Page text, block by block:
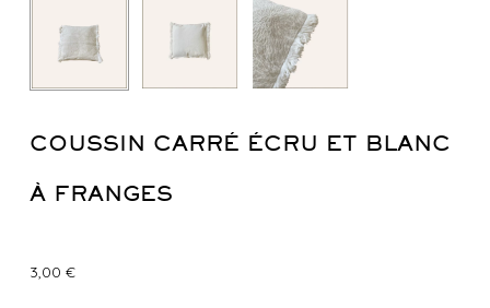
COUSSIN CARRÉ ÉCRU ET BLANC
À FRANGES
3,00 €